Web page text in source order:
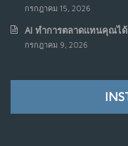
7
เมื่อรัฐบาลเริ่มคิ
ราชการไปตลอดก
NO COMMENTS
เมื่อโลกออนไลน์
กรกฎาคม 15, 2026
AI ทำการตลาดแทนคุณไ
กรกฎาคม 9, 2026